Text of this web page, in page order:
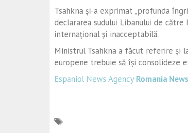
Tsahkna și-a exprimat „profunda
declararea sudului Libanului de
internațional și inacceptabilă.
Ministrul Tsahkna a făcut referire și
europene trebuie să își consolideze
Espaniol News Agency Romania